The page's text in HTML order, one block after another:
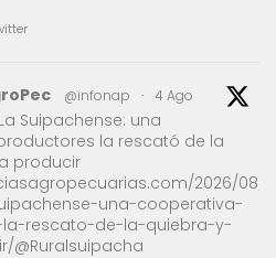
@infonap · 4 Ago
Suipachense: una
la rescató de la
producir
2026/08/
una-cooperativa-
rescato-de-la-quiebra-y-
@Ruralsuipacha